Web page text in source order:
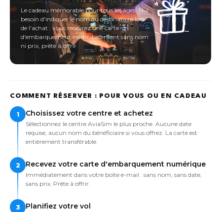
Le cadeau mémorable pour tous les âges. Nul
besoin d'indiquer le nom du destinataire lors
de l'achat : vous recevrez une carte
d'embarquement immédiatement sans nom
ni prix, prête à offrir.
COMMENT RÉSERVER : POUR VOUS OU EN CADEAU
1 Choisissez votre centre et achetez
Sélectionnez le centre AviaSim le plus proche. Aucune date
requise, aucun nom du bénéficiaire si vous offrez. La carte est
entièrement transférable.
2 Recevez votre carte d'embarquement numérique
Immédiatement dans votre boîte e-mail : sans nom, sans date,
sans prix. Prête à offrir.
3 Planifiez votre vol